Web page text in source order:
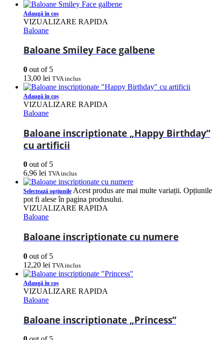
Adaugă în coș
VIZUALIZARE RAPIDA
Baloane
Baloane Smiley Face galbene
0 out of 5
13,00 lei TVA inclus
Adaugă în coș
VIZUALIZARE RAPIDA
Baloane
Baloane inscriptionate „Happy Birthday”
cu artificii
0 out of 5
6,96 lei TVA inclus
Selectează opțiunile Acest produs are mai multe variații. Opțiunile
pot fi alese în pagina produsului.
VIZUALIZARE RAPIDA
Baloane
Baloane inscriptionate cu numere
0 out of 5
12,20 lei TVA inclus
Adaugă în coș
VIZUALIZARE RAPIDA
Baloane
Baloane inscriptionate „Princess”